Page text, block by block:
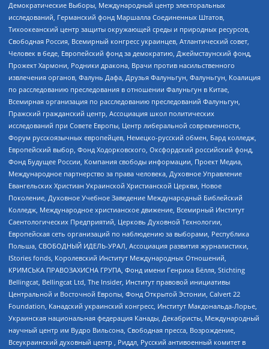
Демократические Выборы, Международный центр электоральных
исследований, Германский фонд Маршалла Соединенных Штатов,
Тихоокеанский центр защиты окружающей среды и природных ресурсов,
Свободная Россия, Всемирный конгресс украинцев, Атлантический совет,
Человек в беде, Европейский фонд за демократию, Джеймстаунский фонд,
Прожект Хармони, Родники дракона, Врачи против насильственного
извлечения органов, Фалунь Дафа, Друзья Фалуньгун, Фалуньгун, Коалиция
по расследованию преследования в отношении Фалуньгун в Китае,
Всемирная организация по расследованию преследований Фалуньгун,
Пражский гражданский центр, Ассоциация школ политических
исследований при Совете Европы, Центр либеральной современности,
Форум русскоязычных европейцев, Немецко-русский обмен, Бард колледж,
Европейский выбор, Фонд Ходорковского, Оксфордский российский фонд,
Фонд Будущее России, Компания свободы информации, Проект Медиа,
Международное партнерство за права человека, Духовное Управление
Евангельских Христиан Украинской Христианской Церкви, Новое
Поколение, Духовное Учебное Заведение Международный Библейский
Колледж, Международное христианское движение, Всемирный Институт
Саентологических Предприятий, Церковь Духовной Технологии,
Европейская сеть организаций по наблюдению за выборами, Республика
Польша, СВОБОДНЫЙ ИДЕЛЬ-УРАЛ, Ассоциация развития журналистики,
IStories fonds, Королевский Институт Международных Отношений,
КРИМСЬКА ПРАВОЗАХИСНА ГРУПА, Фонд имени Генриха Бёлля, Stichting
Bellingcat, Bellingcat Ltd, The Insider, Институт правовой инициативы
Центральной и Восточной Европы, Фонд Открытой Эстонии, Calvert 22
Foundation, Канадский украинский конгресс, Институт Макдональда-Лорье,
Украинская национальная федерация Канады, Декабристы, Международный
научный центр им Вудро Вильсона, Свободная пресса, Возрождение,
Всеукраинский духовный центр , Риддл, Русский антивоенный комитет в